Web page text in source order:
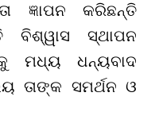
ଜ୍ଞାପନ କରିଛନ୍ତି
ବିଶ୍ୱାସ ସ୍ଥାପନ
ମଧ୍ୟ ଧନ୍ୟବାଦ
ତାଙ୍କ ସମର୍ଥନ ଓ